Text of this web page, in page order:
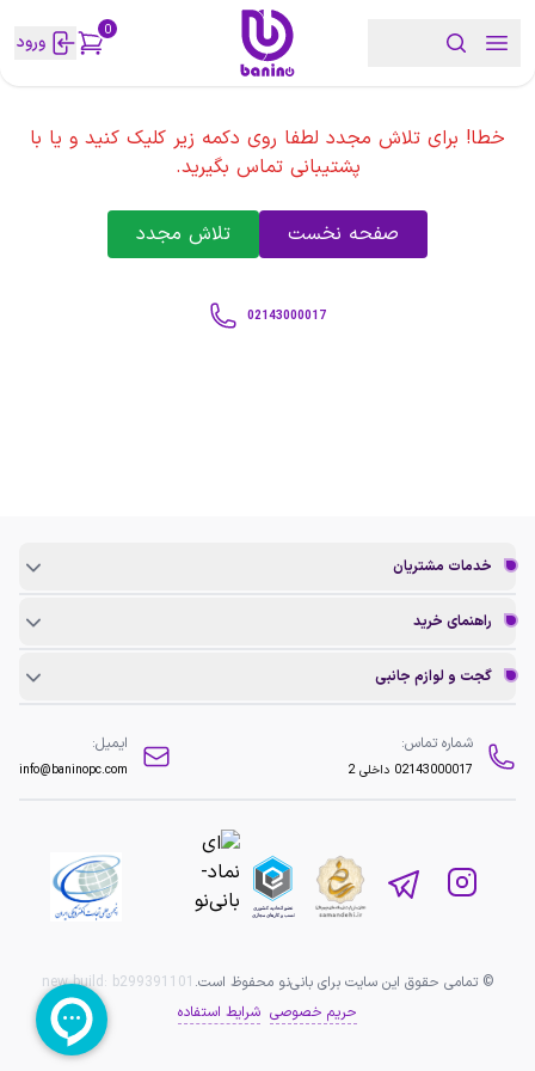
0 ورود
خطا! برای تلاش مجدد لطفا روی دکمه زیر کلیک کنید و یا با
پشتیبانی تماس بگیرید.
صفحه نخست تلاش مجدد
02143000017
خدمات مشتریان
راهنمای خرید
گجت و لوازم جانبی
شماره تماس:
02143000017 داخلی 2
ایمیل:
info@baninopc.com
© تمامی حقوق این سایت برای بانی‌نو محفوظ است. new build: b299391101
حریم خصوصی شرایط استفاده